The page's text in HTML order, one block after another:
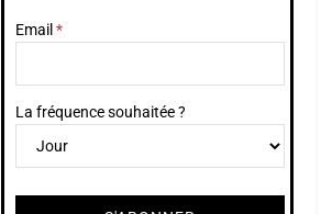
Email
La fréquence souhaitée ?